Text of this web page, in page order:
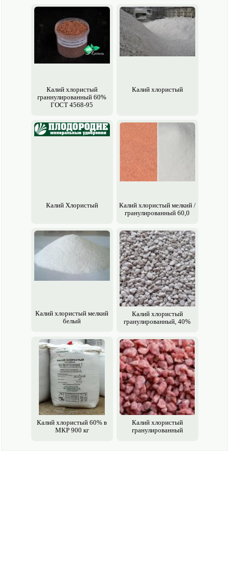
Калий хлористый
граннулированный 60%
ГОСТ 4568-95
Калий хлористый
Калий Хлористый
Калий хлористый мелкий /
гранулированный 60,0
Калий хлористый мелкий
белый
Калий хлористый
гранулированный, 40%
Калий хлористый 60% в
МКР 900 кг
Калий хлористый
гранулированный